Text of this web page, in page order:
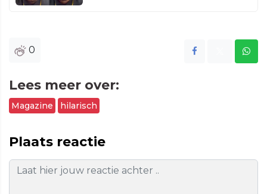
0
Lees meer over:
Magazine hilarisch
Plaats reactie